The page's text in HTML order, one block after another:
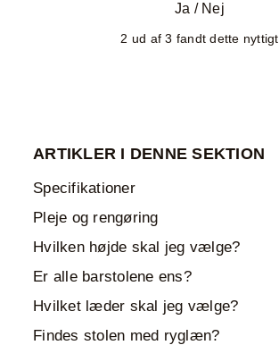
Ja / Nej
2 ud af 3 fandt dette nyttigt
ARTIKLER I DENNE SEKTION
Specifikationer
Pleje og rengøring
Hvilken højde skal jeg vælge?
Er alle barstolene ens?
Hvilket læder skal jeg vælge?
Findes stolen med ryglæn?